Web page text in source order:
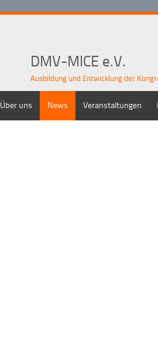
DMV-MICE e.V.
Ausbildung und Entwicklung der
Über uns News Veranstaltungen